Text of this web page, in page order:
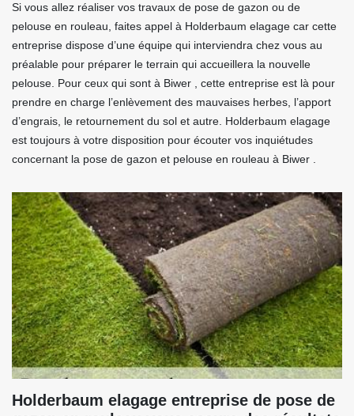
Si vous allez réaliser vos travaux de pose de gazon ou de
pelouse en rouleau, faites appel à Holderbaum elagage car cette
entreprise dispose d’une équipe qui interviendra chez vous au
préalable pour préparer le terrain qui accueillera la nouvelle
pelouse. Pour ceux qui sont à Biwer , cette entreprise est là pour
prendre en charge l’enlèvement des mauvaises herbes, l’apport
d’engrais, le retournement du sol et autre. Holderbaum elagage
est toujours à votre disposition pour écouter vos inquiétudes
concernant la pose de gazon et pelouse en rouleau à Biwer .
Holderbaum elagage entreprise de pose de